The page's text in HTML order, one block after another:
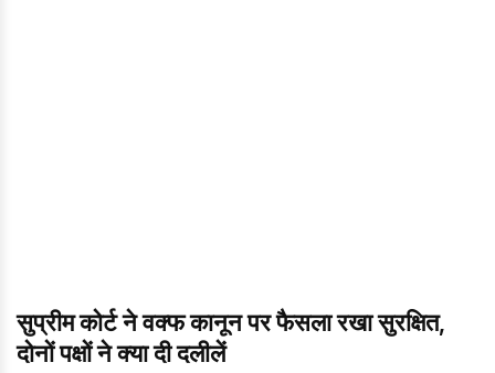
सुप्रीम कोर्ट ने वक्फ कानून पर फैसला रखा सुरक्षित,
दोनों पक्षों ने क्या दी दलीलें